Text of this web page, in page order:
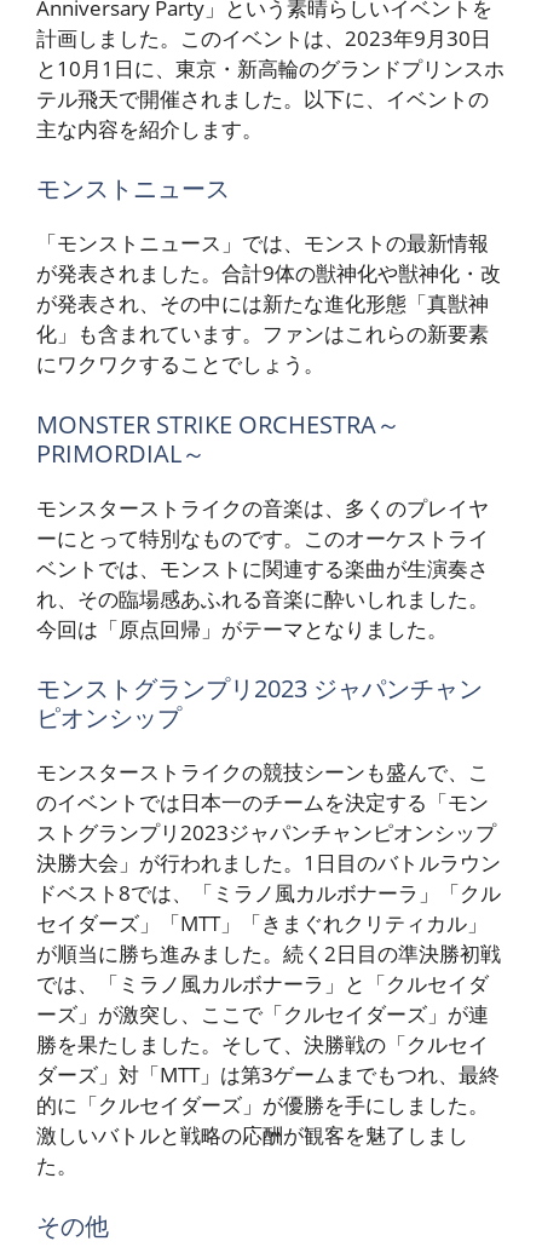
Anniversary Party」という素晴らしいイベントを
計画しました。このイベントは、2023年9月30日
と10月1日に、東京・新高輪のグランドプリンスホ
テル飛天で開催されました。以下に、イベントの
主な内容を紹介します。
モンストニュース
「モンストニュース」では、モンストの最新情報
が発表されました。合計9体の獣神化や獣神化・改
が発表され、その中には新たな進化形態「真獣神
化」も含まれています。ファンはこれらの新要素
にワクワクすることでしょう。
MONSTER STRIKE ORCHESTRA～
PRIMORDIAL～
モンスターストライクの音楽は、多くのプレイヤ
ーにとって特別なものです。このオーケストライ
ベントでは、モンストに関連する楽曲が生演奏さ
れ、その臨場感あふれる音楽に酔いしれました。
今回は「原点回帰」がテーマとなりました。
モンストグランプリ2023 ジャパンチャン
ピオンシップ
モンスターストライクの競技シーンも盛んで、こ
のイベントでは日本一のチームを決定する「モン
ストグランプリ2023ジャパンチャンピオンシップ
決勝大会」が行われました。1日目のバトルラウン
ドベスト8では、「ミラノ風カルボナーラ」「クル
セイダーズ」「MTT」「きまぐれクリティカル」
が順当に勝ち進みました。続く2日目の準決勝初戦
では、「ミラノ風カルボナーラ」と「クルセイダ
ーズ」が激突し、ここで「クルセイダーズ」が連
勝を果たしました。そして、決勝戦の「クルセイ
ダーズ」対「MTT」は第3ゲームまでもつれ、最終
的に「クルセイダーズ」が優勝を手にしました。
激しいバトルと戦略の応酬が観客を魅了しまし
た。
その他